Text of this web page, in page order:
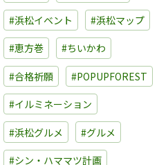
#浜松イベント #浜松マップ
#恵方巻 #ちいかわ
#合格祈願 #POPUPFOREST
#イルミネーション
#浜松グルメ #グルメ
#シン・ハママツ計画